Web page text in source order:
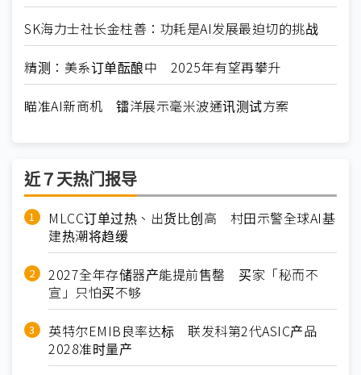
SK海力士社长金柱善：功耗是AI发展最迫切的挑战
精测：美系订单酝酿中 2025年有望再攀升
瞄准AI新商机 镭洋展示毫米波通讯测试方案
近７天热门报导
MLCC订单过热、出货比创高 村田示警全球AI基
建热潮将趋缓
2027全年存储器产能提前售罄 买家「秘而不
宣」只怕买不够
英特尔EMIB良率达标 联发科第2代ASIC产品
2028准时量产